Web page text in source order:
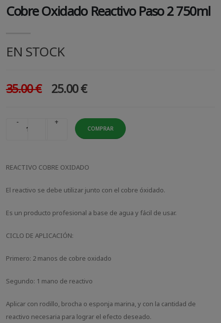
Cobre Oxidado Reactivo Paso 2 750ml
EN STOCK
35.00 € 25.00 €
- +
COMPRAR
REACTIVO COBRE OXIDADO
El reactivo se debe utilizar junto con el cobre óxidado.
Es un producto profesional a base de agua y fácil de usar.
CICLO DE APLICACIÓN:
Primero: 2 manos de cobre oxidado
Segundo: 1 mano de reactivo
Aplicar con rodillo, brocha o esponja marina, y con la cantidad de
reactivo necesaria para lograr el efecto deseado.